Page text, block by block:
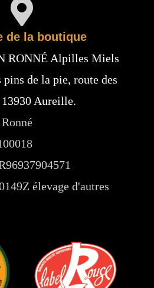
de la boutique
RONNÉ Alpilles Miels
pins de la pie, route des
Aureille.
élevage d'autres